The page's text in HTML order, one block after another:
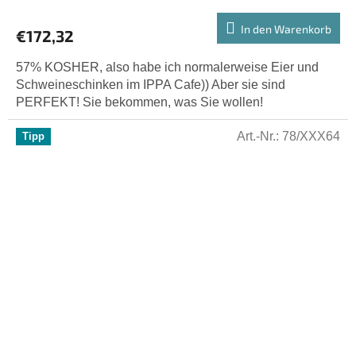
€172,32 In den Warenkorb
57% KOSHER, also habe ich normalerweise Eier und
Schweineschinken im IPPA Cafe)) Aber sie sind
PERFEKT! Sie bekommen, was Sie wollen!
Tipp Art.-Nr.: 78/XXX64